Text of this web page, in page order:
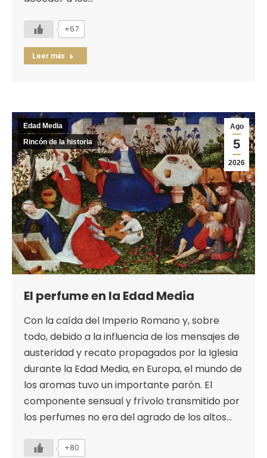
+67
Leer más
Ago
5
2026
Edad Media
Rincón de la historia
El perfume en la Edad Media
Con la caída del Imperio Romano y, sobre
todo, debido a la influencia de los mensajes de
austeridad y recato propagados por la Iglesia
durante la Edad Media, en Europa, el mundo de
los aromas tuvo un importante parón. El
componente sensual y frívolo transmitido por
los perfumes no era del agrado de los altos…
+80